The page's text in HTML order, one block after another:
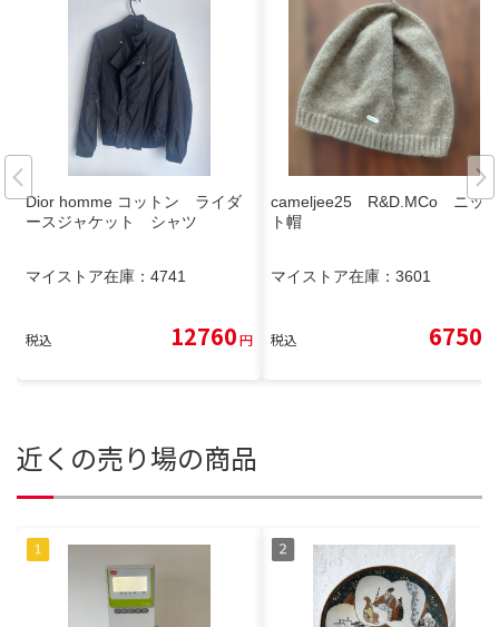
Dior homme コットン ライダ
ースジャケット シャツ
マイストア在庫： 4741
税込 12760円
cameljee25 R&D.MCo ニッ
ト帽
マイストア在庫： 3601
税込 6750
近くの売り場の商品